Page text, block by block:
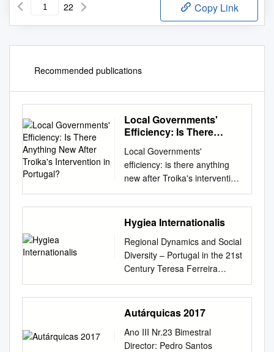
22 Copy Link
Recommended publications
Local Governments'
Efficiency: Is There
Troika's Intervention in
Portugal?
Local Governments'
efficiency: is there anything
new after Troika's intervention
in Portugal? Maria Basílio
CIGES and Management
Department, Polytechnic
Institute of Beja (IPBeja),
Escola Superior de Tecnologia
e Gestão, R. Pedro Soares,
Campus do Instituto
Politécnico de Beja, 7800-295
Beja. Phone: +351 284 311
541maria.basilio@ipbeja.pt
Clara Pires CIGES and
Management Department,
Hygiea Internationalis
Regional Dynamics and Social
Diversity – Portugal in the 21st
Century Teresa Ferreira
Rodrigues Introduction hrough
its history Portugal always
presented regional differences
concerning population
distribution, as well as fertility
and mortality trends. Local T
Autárquicas 2017
Ano III Nr.23 Bimestral
Director: Pedro Santos